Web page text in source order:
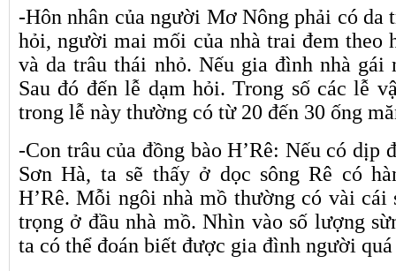
-Hôn nhân của người Mơ Nông phải có da
hỏi, người mai mối của nhà trai đem theo
và da trâu thái nhỏ. Nếu gia đình nhà gái
Sau đó đến lễ dạm hỏi. Trong số các lễ
trong lễ này thường có từ 20 đến 30 ống
-Con trâu của đồng bào H’Rê: Nếu có dịp
Sơn Hà, ta sẽ thấy ở dọc sông Rê có
H’Rê. Mỗi ngôi nhà mồ thường có vài cái
trọng ở đầu nhà mồ. Nhìn vào số lượng
ta có thể đoán biết được gia đình người